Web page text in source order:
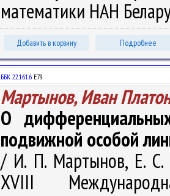
математики НАН
Добавить в корзину Подробнее
ББК 22.161.6 Е79
Мартынов, Иван
О
подвижной особой
/ И. П. Мартынов, Е. С.
XVIII